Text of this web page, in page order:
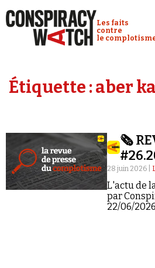
Conspiracy
Les faits
contre
le
Analyses
Vidéos
Émissions
Revues de
Étiquette :aber
🗞️
28 juin 2026 |
L'actu de
par
22/06/